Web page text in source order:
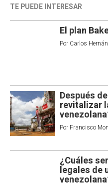
TE PUEDE INTERESAR
El plan
Por Carlos
Después
revitalizar
Por Francisco
¿Cuáles
legales de